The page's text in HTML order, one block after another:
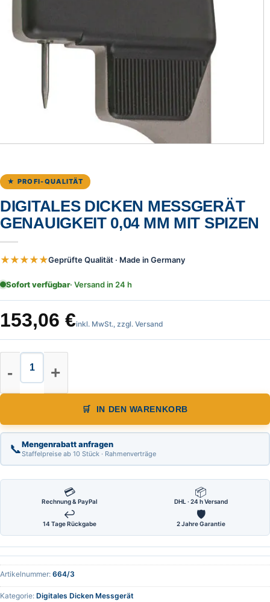
★ PROFI-QUALITÄT
DIGITALES DICKEN MESSGERÄT
GENAUIGKEIT 0,04 MM MIT SPIZEN
★★★★★Geprüfte Qualität · Made in Germany
Sofort verfügbar· Versand in 24 h
153,06 €inkl. MwSt., zzgl. Versand
Digitales Dicken Messgerät
IN DEN WARENKORB
📞Mengenrabatt anfragen
Staffelpreise ab 10 Stück · Rahmenverträge
💳
Rechnung & PayPal
📦
DHL · 24 h Versand
↩
14 Tage Rückgabe
🛡
2 Jahre Garantie
Artikelnummer: 664/3
Kategorie: Digitales Dicken Messgerät